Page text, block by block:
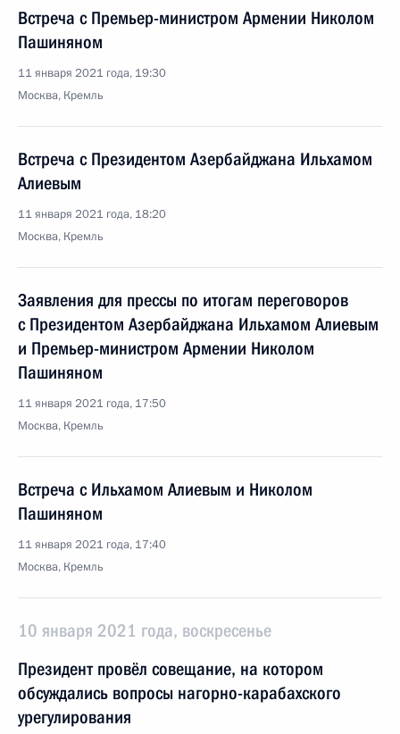
Встреча с Премьер-министром Армении Николом
Пашиняном
11 января 2021 года, 19:30
Москва, Кремль
Встреча с Президентом Азербайджана Ильхамом
Алиевым
11 января 2021 года, 18:20
Москва, Кремль
Заявления для прессы по итогам переговоров
с Президентом Азербайджана Ильхамом Алиевым
и Премьер-министром Армении Николом
Пашиняном
11 января 2021 года, 17:50
Москва, Кремль
Встреча с Ильхамом Алиевым и Николом
Пашиняном
11 января 2021 года, 17:40
Москва, Кремль
10 января 2021 года, воскресенье
Президент провёл совещание, на котором
обсуждались вопросы нагорно-карабахского
урегулирования